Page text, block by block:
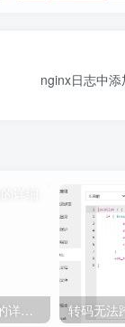
nginx日志中添
nginx配置https加密访问的详细教程 转码无法